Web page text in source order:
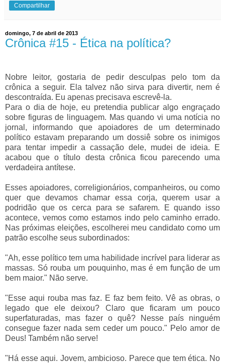
Compartilhar
domingo, 7 de abril de 2013
Crônica #15 - Ética na política?
Nobre leitor, gostaria de pedir desculpas pelo tom da
crônica a seguir. Ela talvez não sirva para divertir, nem é
descontraída. Eu apenas precisava escrevê-la.
Para o dia de hoje, eu pretendia publicar algo engraçado
sobre figuras de linguagem. Mas quando vi uma notícia no
jornal, informando que apoiadores de um determinado
político estavam preparando um dossiê sobre os inimigos
para tentar impedir a cassação dele, mudei de ideia. E
acabou que o título desta crônica ficou parecendo uma
verdadeira antítese.
Esses apoiadores, correligionários, companheiros, ou como
quer que devamos chamar essa corja, querem usar a
podridão que os cerca para se safarem. E quando isso
acontece, vemos como estamos indo pelo caminho errado.
Nas próximas eleições, escolherei meu candidato como um
patrão escolhe seus subordinados:
"Ah, esse político tem uma habilidade incrível para liderar as
massas. Só rouba um pouquinho, mas é em função de um
bem maior." Não serve.
"Esse aqui rouba mas faz. E faz bem feito. Vê as obras, o
legado que ele deixou? Claro que ficaram um pouco
superfaturadas, mas fazer o quê? Nesse país ninguém
consegue fazer nada sem ceder um pouco." Pelo amor de
Deus! Também não serve!
"Há esse aqui. Jovem, ambicioso. Parece que tem ética. No